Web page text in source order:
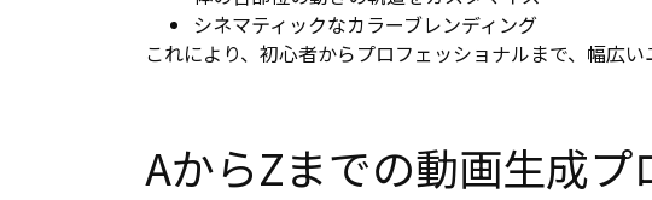
シネマティックなカラーブレンディング
これにより、初心者からプロフェッショナルまで、幅広
AからZまでの動画生成プ